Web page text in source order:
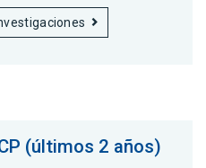
(últimos 2 años)